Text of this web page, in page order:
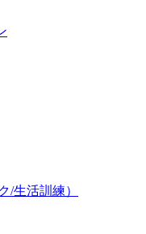
/生活訓練）